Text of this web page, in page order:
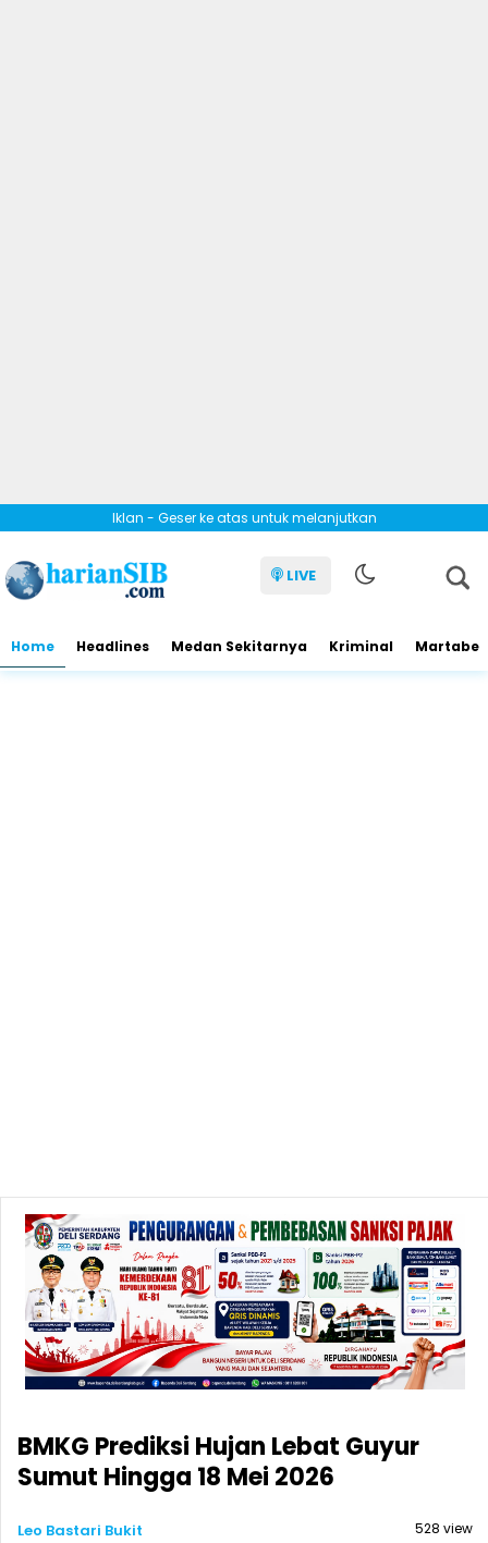
Iklan - Geser ke atas untuk melanjutkan
LIVE
Home Headlines Medan Sekitarnya Kriminal Martabe
BMKG Prediksi Hujan Lebat Guyur
Sumut Hingga 18 Mei 2026
Leo Bastari Bukit
528 view